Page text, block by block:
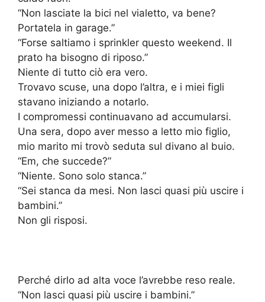
“Non lasciate la bici nel vialetto, va bene?
Portatela in garage.”
“Forse saltiamo i sprinkler questo weekend. Il
prato ha bisogno di riposo.”
Niente di tutto ciò era vero.
Trovavo scuse, una dopo l’altra, e i miei figli
stavano iniziando a notarlo.
I compromessi continuavano ad accumularsi.
Una sera, dopo aver messo a letto mio figlio,
mio marito mi trovò seduta sul divano al buio.
“Em, che succede?”
“Niente. Sono solo stanca.”
“Sei stanca da mesi. Non lasci quasi più uscire i
bambini.”
Non gli risposi.
Perché dirlo ad alta voce l’avrebbe reso reale.
“Non lasci quasi più uscire i bambini.”